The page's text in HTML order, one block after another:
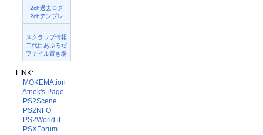
2ch過去ログ
2chテンプレ
スクラップ情報
二代目あぷろだ
ファイル置き場
LINK:
MOKEMAtion
Atnek's Page
PS2Scene
PS2NFO
PS2World.it
PSXForum